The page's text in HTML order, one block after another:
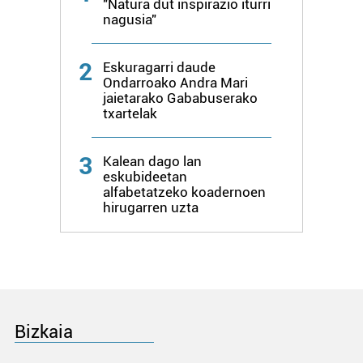
pertsonalizatuak eskaintzeko, iragarkiak eta edukia
neurtzeko, jendeari buruzko informazioa biltzeko eta
produktuak garatzeko. Zure datuak nork eta zertarako
erabiltzen dituen hauta dezakezu.
Bazkide batzuek ez dizute baimenik eskatzen, eta beren
duten interes legitimoa eta horren aurka nola egin
dezakezun ikusteko.
fitxategiak erabiltzen ditu. Zure esperientzia eta
"Natura dut inspirazio iturri
nagusia"
2
Eskuragarri daude
Ondarroako Andra Mari
jaietarako Gababuserako
txartelak
3
Kalean dago lan
eskubideetan
alfabetatzeko koadernoen
hirugarren uzta
Bizkaia